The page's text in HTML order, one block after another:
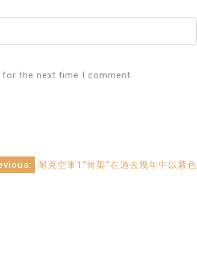
for the next time I comment.
耐克空軍1“骨架”在過去幾年中以紫色